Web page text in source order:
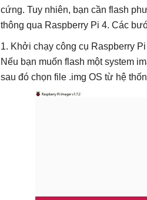
cứng. Tuy nhiên, bạn cần flash
thông qua Raspberry Pi 4. Các
1. Khởi chạy công cụ Raspberry
Nếu bạn muốn flash một system
sau đó chọn file .img OS từ hệ